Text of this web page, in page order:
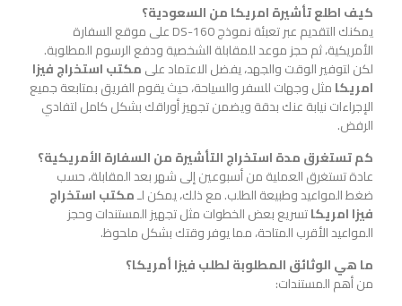
كيف اطلع تأشيرة امريكا من السعودية؟
يمكنك التقديم عبر تعبئة نموذج DS-160 على موقع السفارة
الأمريكية، ثم حجز موعد للمقابلة الشخصية ودفع الرسوم المطلوبة.
لكن لتوفير الوقت والجهد، يفضل الاعتماد علىمكتب استخراج فيزا
امريكامثل وجهات للسفر والسياحة، حيث يقوم الفريق بمتابعة جميع
الإجراءات نيابة عنك بدقة ويضمن تجهيز أوراقك بشكل كامل لتفادي
الرفض.
كم تستغرق مدة استخراج التأشيرة من السفارة الأمريكية؟
عادة تستغرق العملية من أسبوعين إلى شهر بعد المقابلة، حسب
ضغط المواعيد وطبيعة الطلب. مع ذلك، يمكن لـمكتب استخراج
فيزا امريكاتسريع بعض الخطوات مثل تجهيز المستندات وحجز
المواعيد الأقرب المتاحة، مما يوفر وقتك بشكل ملحوظ.
ما هي الوثائق المطلوبة لطلب فيزا أمريكا؟
من أهم المستندات: